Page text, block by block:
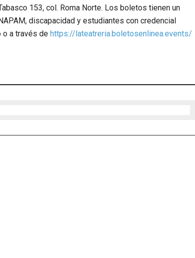
153, col. Roma Norte. Los boletos tienen un
discapacidad y estudiantes con credencial
o a través de https://lateatreria.boletosenlinea.events/